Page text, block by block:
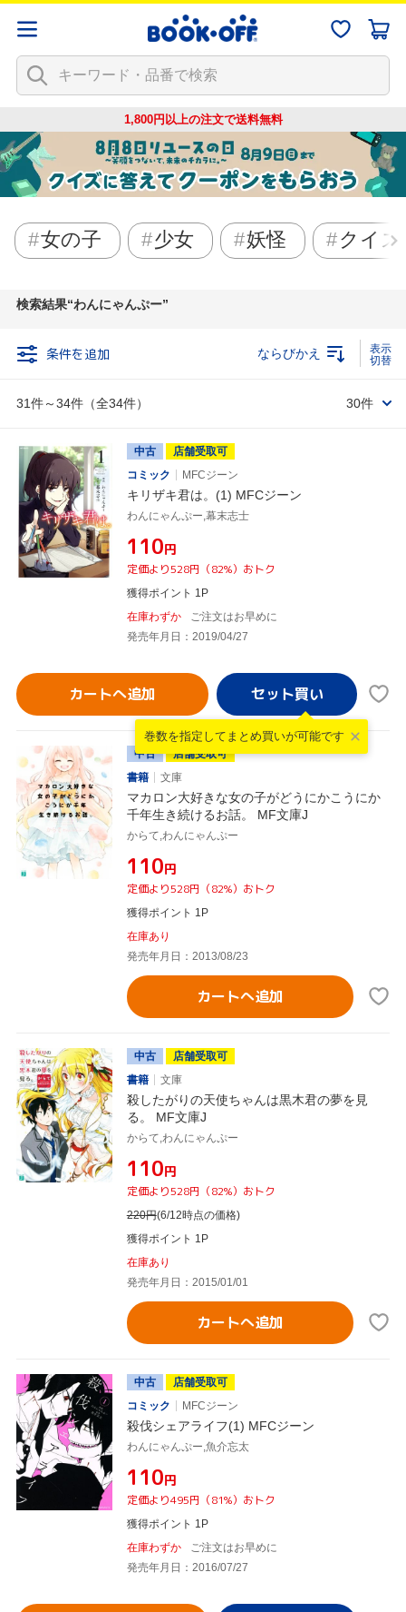
1,800円以上の注文で送料無料
女の子 少女 妖怪 クイズ
検索結果 わんにゃんぷー
条件を追加
31件～34件（全34件）
ならびかえ
30件
中古
店舗受取可
コミック
MFCジーン
キリザキ君は。(1) MFCジーン
わんにゃんぷー,幕末志士
¥110円
定価より528円（82%）おトク
獲得ポイント 1P
在庫わずか
ご注文はお早めに
発売年月日：2019/04/27
カートへ追加
巻数を指定して まとめ買いが可能です
中古
店舗受取可
書籍
文庫
マカロン大好きな女の子がどうにかこうにか
千年生き続けるお話。 MF文庫J
からて,わんにゃんぷー
¥110円
定価より528円（82%）おトク
獲得ポイント 1P
在庫あり
発売年月日：2013/08/23
カートへ追加
中古
店舗受取可
書籍
文庫
殺したがりの天使ちゃんは黒木君の夢を見
る。 MF文庫J
からて,わんにゃんぷー
¥110円
定価より528円（82%）おトク
220円(6/12時点の価格)
獲得ポイント 1P
在庫あり
発売年月日：2015/01/01
カートへ追加
中古
店舗受取可
コミック
MFCジーン
殺伐シェアライフ(1) MFCジーン
わんにゃんぷー,魚介忘太
¥110円
定価より495円（81%）おトク
獲得ポイント 1P
在庫わずか
ご注文はお早めに
発売年月日：2016/07/27